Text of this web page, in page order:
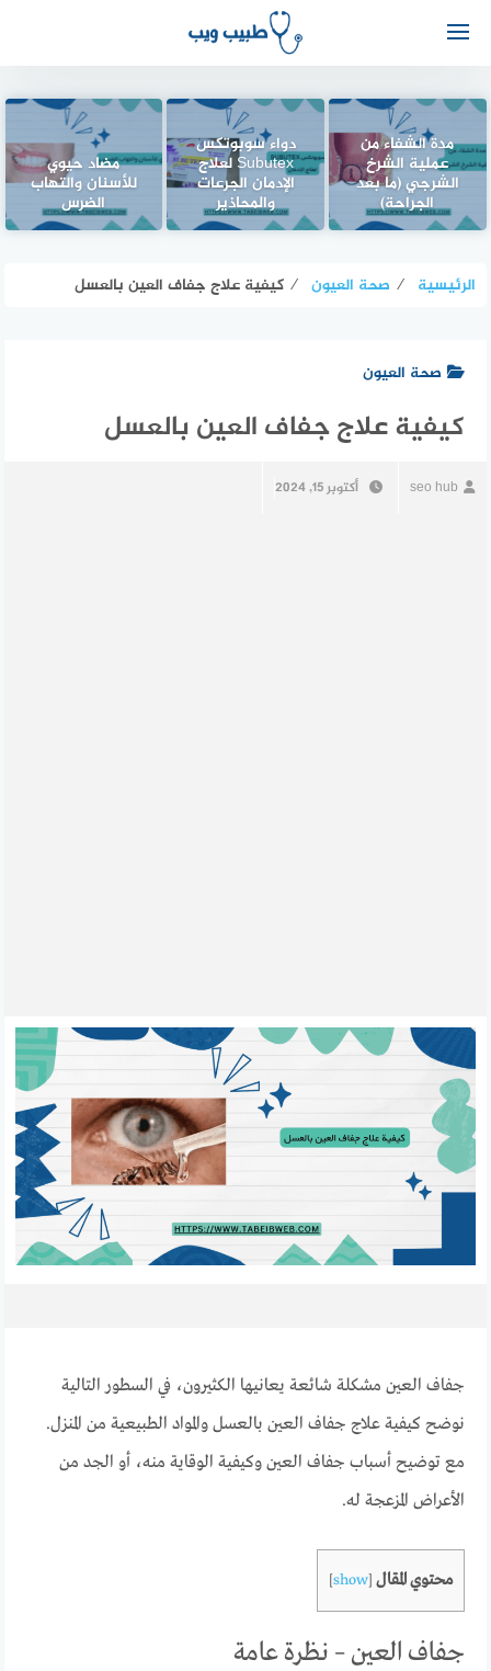
مدة الشفاء من
عملية الشرخ
الشرجي (ما بعد
الجراحة)
دواء سوبوتكس
Subutex لعلاج
الإدمان الجرعات
والمحاذير
مضاد حيوي
للأسنان والتهاب
الضرس
الرئيسية ⁄ صحة العيون ⁄ كيفية علاج جفاف العين بالعسل
صحة العيون
كيفية علاج جفاف العين بالعسل
seo hub أكتوبر 15, 2024
جفاف العين مشكلة شائعة يعانيها الكثيرون، في السطور التالية
نوضح كيفية علاج جفاف العين بالعسل والمواد الطبيعية من المنزل.
مع توضيح أسباب جفاف العين وكيفية الوقاية منه، أو الجد من
الأعراض المزعجة له.
محتوي المقال [
show
]
جفاف العين – نظرة عامة